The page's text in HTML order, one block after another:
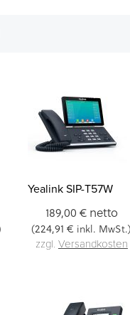
Yealink SIP-T57W
189,00 €netto
(224,91 € inkl. MwSt.)
zzgl. Versandkosten